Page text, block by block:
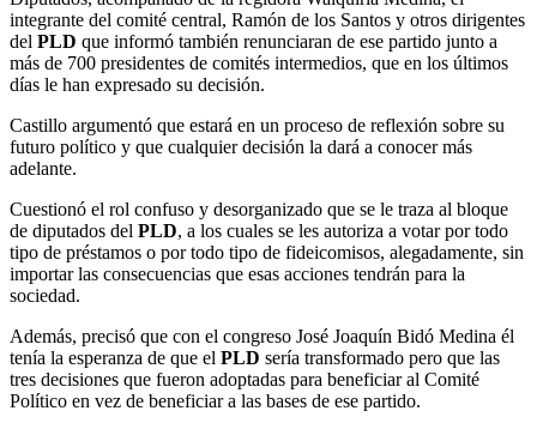
integrante del comité central, Ramón de los Santos y otros dirigentes
del PLD que informó también renunciaran de ese partido junto a
más de 700 presidentes de comités intermedios, que en los últimos
días le han expresado su decisión.
Castillo argumentó que estará en un proceso de reflexión sobre su
futuro político y que cualquier decisión la dará a conocer más
adelante.
Cuestionó el rol confuso y desorganizado que se le traza al bloque
de diputados del PLD, a los cuales se les autoriza a votar por todo
tipo de préstamos o por todo tipo de fideicomisos, alegadamente, sin
importar las consecuencias que esas acciones tendrán para la
sociedad.
Además, precisó que con el congreso José Joaquín Bidó Medina él
tenía la esperanza de que el PLD sería transformado pero que las
tres decisiones que fueron adoptadas para beneficiar al Comité
Político en vez de beneficiar a las bases de ese partido.